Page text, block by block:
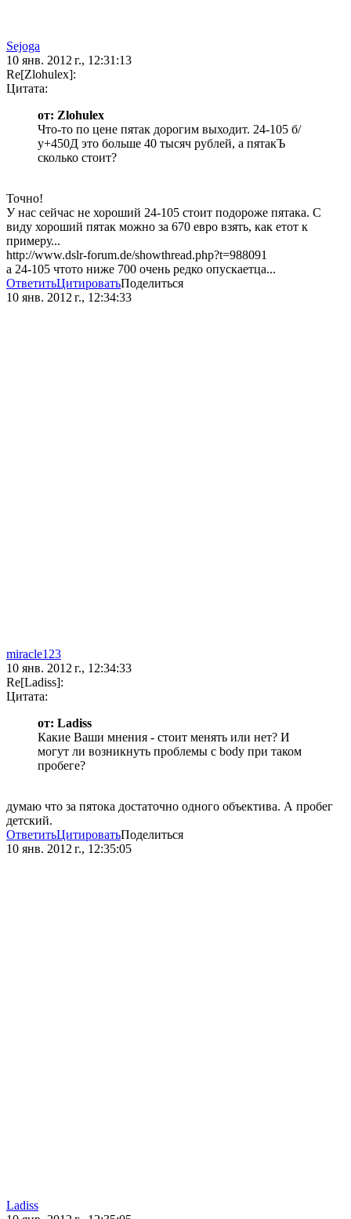
Sejoga
10 янв. 2012 г., 12:31:13
Re[Zlohulex]:
Цитата:
от: Zlohulex
Что-то по цене пятак дорогим выходит. 24-105 б/
у+450Д это больше 40 тысяч рублей, а пятакЪ
сколько стоит?
Точно!
У нас сейчас не хороший 24-105 стоит подороже пятака. С
виду хороший пятак можно за 670 евро взять, как етот к
примеру...
http://www.dslr-forum.de/showthread.php?t=988091
а 24-105 чтото ниже 700 очень редко опускаетца...
ОтветитьЦитироватьПоделиться
10 янв. 2012 г., 12:34:33
miracle123
10 янв. 2012 г., 12:34:33
Re[Ladiss]:
Цитата:
от: Ladiss
Какие Ваши мнения - стоит менять или нет? И
могут ли возникнуть проблемы с body при таком
пробеге?
думаю что за пятока достаточно одного объектива. А пробег
детский.
ОтветитьЦитироватьПоделиться
10 янв. 2012 г., 12:35:05
Ladiss